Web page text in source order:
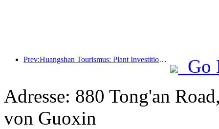
Prev:Huangshan Tourismus: Plant Investitionen in Höhe von 530 Millionen Yuan für Hotelrenovierungen
Go
Adresse: 880 Tong'an
von Guoxin